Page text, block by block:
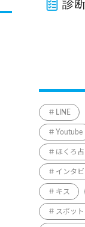
診
LINE
Youtube
ほくろ
インタ
キス
スポット